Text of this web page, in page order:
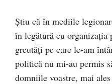
Știu că în mediile
în legătură cu organizația
greutăți pe care le-am
politică nu mi-au permis
domniile voastre, mai